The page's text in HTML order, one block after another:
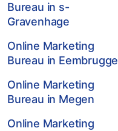
Bureau in s-
Gravenhage
Online Marketing
Bureau in Eembrugge
Online Marketing
Bureau in Megen
Online Marketing